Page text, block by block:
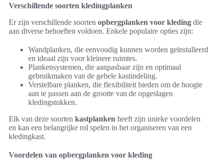
Verschillende soorten kledingplanken
Er zijn verschillende soorten opbergplanken voor kleding die
aan diverse behoeften voldoen. Enkele populaire opties zijn:
Wandplanken, die eenvoudig kunnen worden geïnstalleerd
en ideaal zijn voor kleinere ruimtes.
Plankensystemen, die aanpasbaar zijn en optimaal
gebruikmaken van de gehele kastindeling.
Verstelbare planken, die flexibiliteit bieden om de hoogte
aan te passen aan de grootte van de opgeslagen
kledingstukken.
Elk van deze soorten kastplanken heeft zijn unieke voordelen
en kan een belangrijke rol spelen in het organiseren van een
kledingkast.
Voordelen van opbergplanken voor kleding